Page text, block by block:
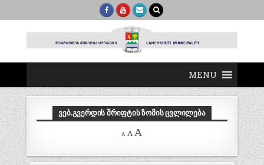
MENU
ᲕᲔᲑ.ᲒᲕᲔᲠᲓᲘᲡ ᲨᲠᲘᲤᲢᲘᲡ ᲖᲝᲛᲘᲡ ᲪᲕᲚᲘᲚᲔᲑᲐ
A
Decrease
font
A Reset
A